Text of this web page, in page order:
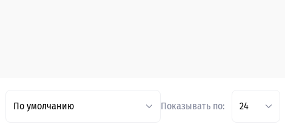
По умолчанию Показывать по: 24